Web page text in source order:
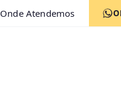
Onde Atendemos